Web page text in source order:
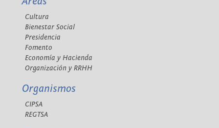
Cultura
Bienestar Social
Presidencia
Fomento
Economía y Hacienda
Organización y RRHH
Organismos
CIPSA
REGTSA